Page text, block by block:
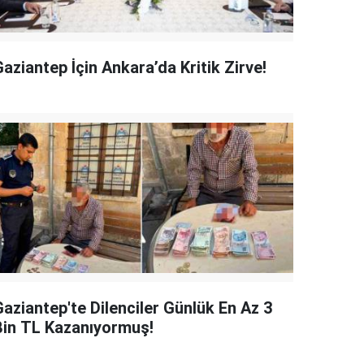
İçin Ankara’da Kritik Zirve!
Dilenciler Günlük En Az 3
TL Kazanıyormuş!